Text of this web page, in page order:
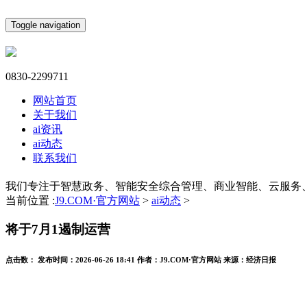
Toggle navigation
0830-2299711
网站首页
关于我们
ai资讯
ai动态
联系我们
我们专注于智慧政务、智能安全综合管理、商业智能、云服务
当前位置 :J9.COM·官方网站 > ai动态 >
将于7月1遏制运营
点击数： 发布时间： 2026-06-26 18:41 作者： J9.COM·官方网站 来源： 经济日报